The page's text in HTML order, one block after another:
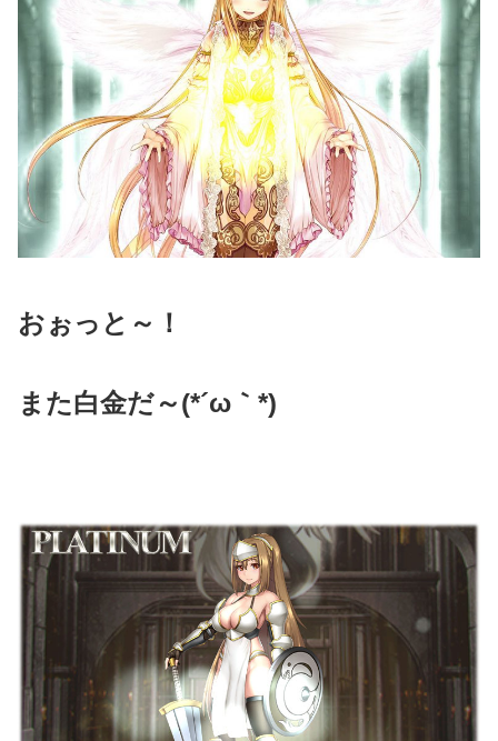
おぉっと～！
また白金だ～(*´ω｀*)